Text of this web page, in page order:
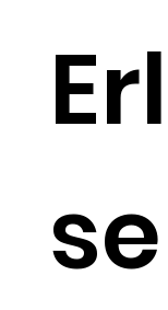
se